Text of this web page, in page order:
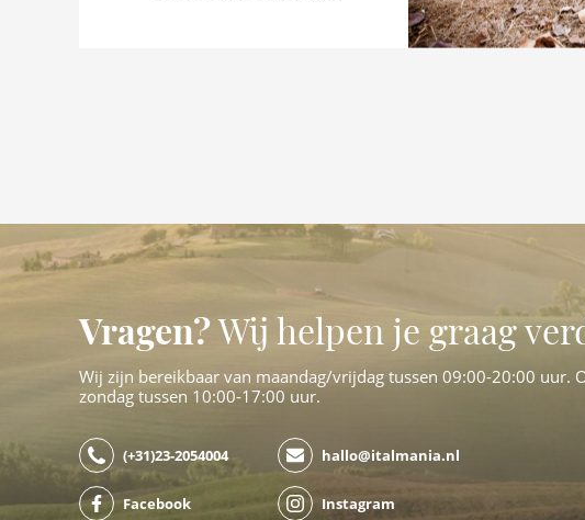
Vragen?Wij helpen je graag
Wij zijn bereikbaar van maandag/vrijdag tussen 09:00-20:00 uur.
zondag tussen 10:00-17:00 uur.
(+31)23-2054004 hallo@italmania.nl
Facebook Instagram